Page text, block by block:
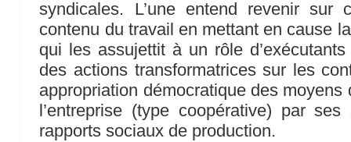
syndicales. L’une entend revenir sur
contenu du travail en mettant en cause
qui les assujettit à un rôle
des actions transformatrices sur les
appropriation démocratique des
l’entreprise (type coopérative) par
rapports sociaux de production.